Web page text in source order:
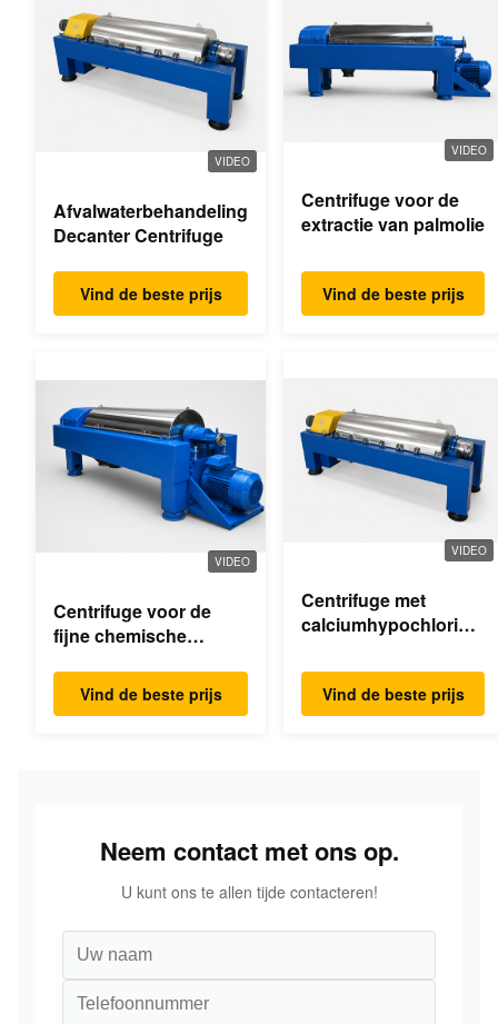
VIDEO
Afvalwaterbehandeling
Decanter Centrifuge
Vind de beste prijs
VIDEO
Centrifuge voor de
extractie van palmolie
Vind de beste prijs
VIDEO
Centrifuge voor de
fijne chemische
Vind de beste prijs
VIDEO
Centrifuge met
calciumhypochloride-
Vind de beste prijs
Neem contact met ons op.
U kunt ons te allen tijde contacteren!